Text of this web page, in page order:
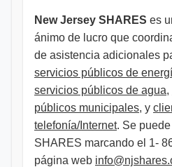
New Jersey SHARES es
ánimo de lucro que
de asistencia adicionales
servicios públicos de
servicios públicos de agua,
públicos municipales, y
telefonía/Internet. Se
SHARES marcando el 1-
página web